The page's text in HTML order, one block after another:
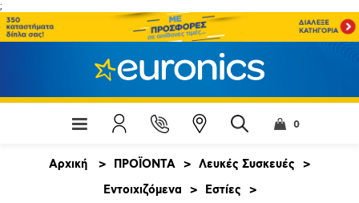
;
0
Αρχική > ΠΡΟΪΟΝΤΑ > Λευκές Συσκευές
>
Εντοιχιζόμενα
> Εστίες
>